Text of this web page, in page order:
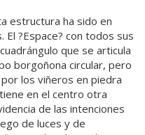
estructura ha sido en
El ?Espace? con todos sus
que se articula
borgoñona circular, pero
los viñeros en piedra
en el centro otra
de las intenciones
de luces y de